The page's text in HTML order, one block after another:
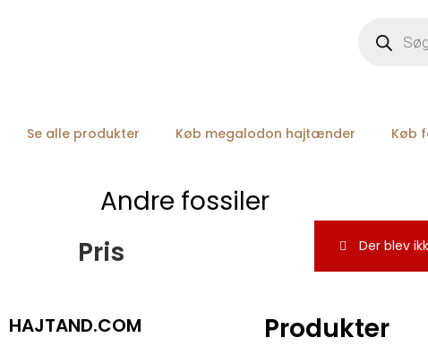
Se alle produkter Køb megalodon hajtænder Køb
Andre fossiler
Der blev
Pris
HAJTAND.COM Produkter